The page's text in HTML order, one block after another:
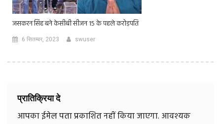
जसकरन सिंह बने केसीबी सीजन 15 के पहले करोड़पति
6 सितम्बर, 2023 swuser
प्रातिक्रिया दे
आपका ईमेल पता प्रकाशित नहीं किया जाएगा. आवश्यक